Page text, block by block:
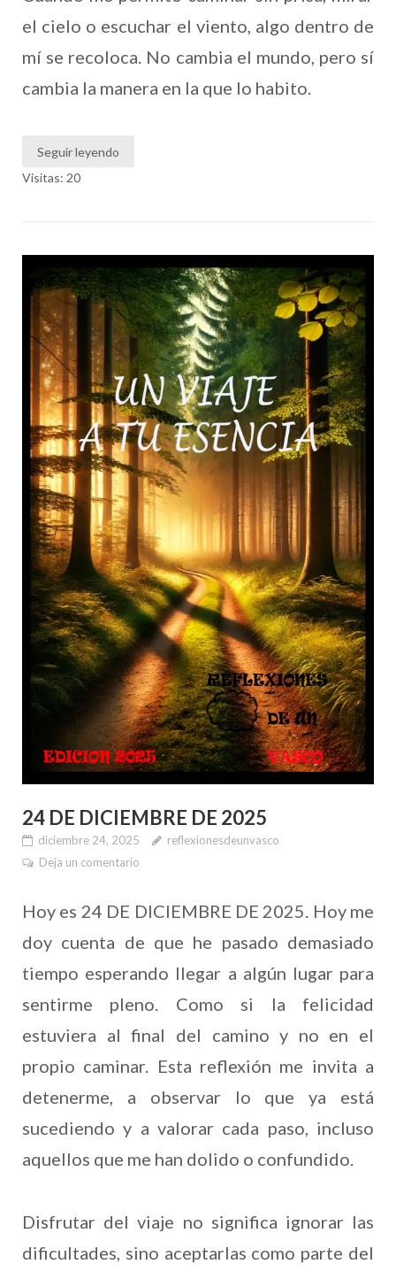
el cielo o escuchar el viento, algo dentro de
mí se recoloca. No cambia el mundo, pero sí
cambia la manera en la que lo habito.
Seguir leyendo
Visitas: 20
24 DE DICIEMBRE DE 2025
diciembre 24, 2025
reflexionesdeunvasco
Deja un comentario
Hoy es 24 DE DICIEMBRE DE 2025. Hoy me
doy cuenta de que he pasado demasiado
tiempo esperando llegar a algún lugar para
sentirme pleno. Como si la felicidad
estuviera al final del camino y no en el
propio caminar. Esta reflexión me invita a
detenerme, a observar lo que ya está
sucediendo y a valorar cada paso, incluso
aquellos que me han dolido o confundido.
Disfrutar del viaje no significa ignorar las
dificultades, sino aceptarlas como parte del